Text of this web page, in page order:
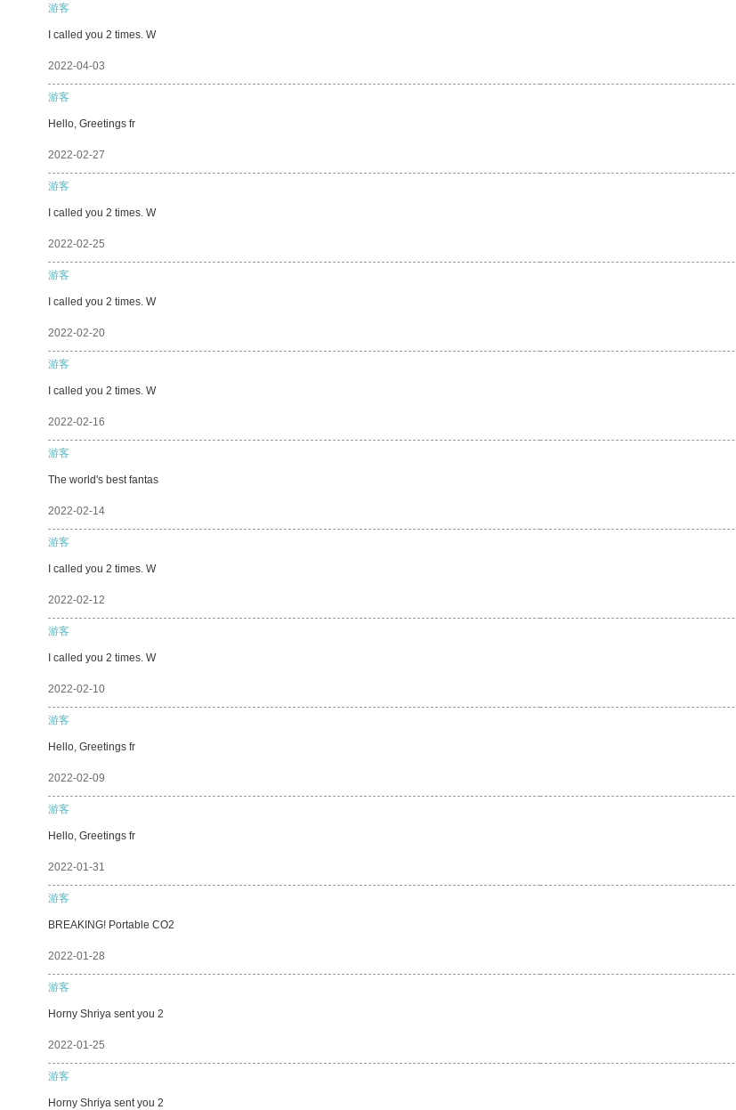
游客
I called you 2 times. W
2022-04-03
游客
Hello, Greetings fr
2022-02-27
游客
I called you 2 times. W
2022-02-25
游客
I called you 2 times. W
2022-02-20
游客
I called you 2 times. W
2022-02-16
游客
The world's best fantas
2022-02-14
游客
I called you 2 times. W
2022-02-12
游客
I called you 2 times. W
2022-02-10
游客
Hello, Greetings fr
2022-02-09
游客
Hello, Greetings fr
2022-01-31
游客
BREAKING! Portable CO2
2022-01-28
游客
Horny Shriya sent you 2
2022-01-25
游客
Horny Shriya sent you 2